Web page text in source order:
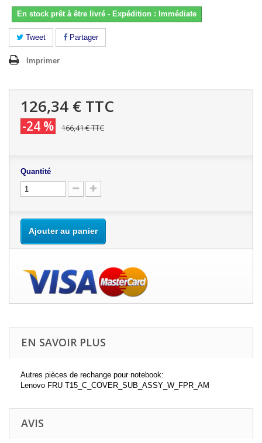
En stock prêt à être livré - Expédition : Immédiate
Tweet Partager
Imprimer
126,34 € TTC
-24 % 166,41 €TTC
Quantité
Ajouter au panier
EN SAVOIR PLUS
Autres pièces de rechange pour notebook:
Lenovo FRU T15_C_COVER_SUB_ASSY_W_FPR_AM
AVIS